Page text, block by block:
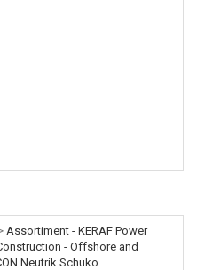
Assortiment - KERAF Power
- Offshore and
Neutrik Schuko